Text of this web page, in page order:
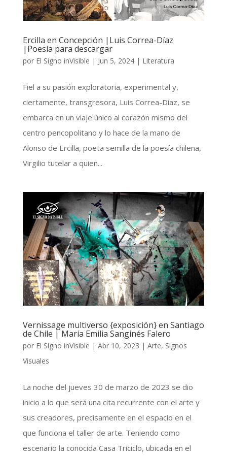
Ercilla en Concepción |Luis Correa-Díaz
|Poesía para descargar
por El Signo inVisible | Jun 5, 2024| Literatura
Fiel a su pasión exploratoria, experimental y,
ciertamente, transgresora, Luis Correa-Díaz, se
embarca en un viaje único al corazón mismo del
centro pencopolitano y lo hace de la mano de
Alonso de Ercilla, poeta semilla de la poesía chilena,
Virgilio tutelar a quien...
Vernissage multiverso {exposición} en Santiago
de Chile | María Emilia Sanginés Falero
por El Signo inVisible | Abr 10, 2023 | Arte, Signos
Visuales
La noche del jueves 30 de marzo de 2023 se dio
inicio a lo que será una cita recurrente con el arte y
sus creadores, precisamente en el espacio en el
que funciona el taller de arte. Teniendo como
escenario la conocida Casa Triciclo, ubicada en el